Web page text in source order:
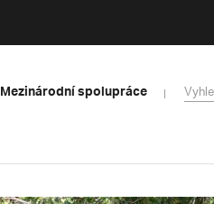
Mezinárodní spolupráce